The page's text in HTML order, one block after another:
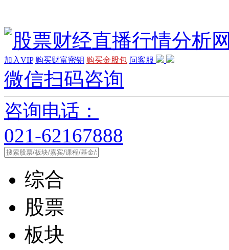
加入VIP 购买财富密钥 购买金股包 问客服
微信扫码咨询
咨询电话：
021-62167888
综合
股票
板块